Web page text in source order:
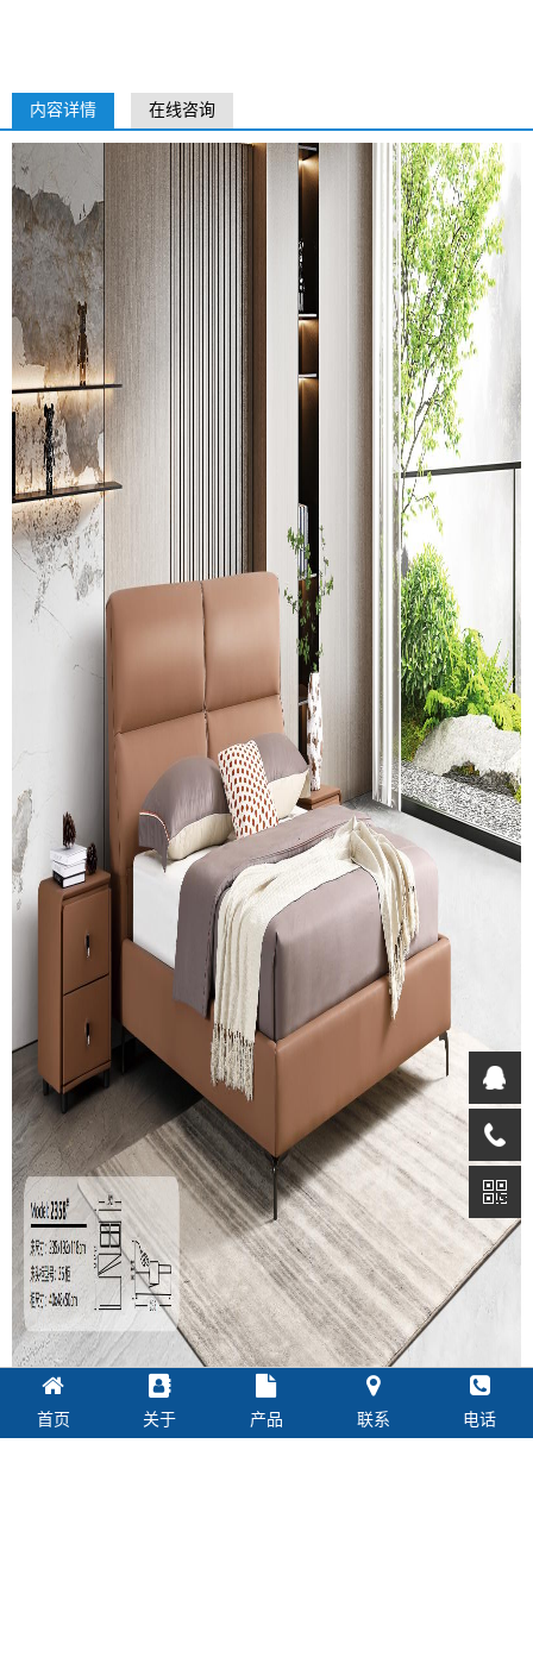
内容详情 在线咨询
首页 关于 产品 联系 电话